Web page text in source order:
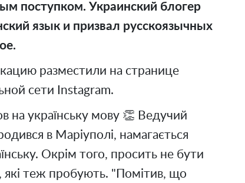
поступком. Украинский блогер
язык и призвал русскоязычных
разместили на странице
сети Instagram.
на українську мову 👏 Ведучий
в Маріуполі, намагається
Окрім того, просить не бути
теж пробують. "Помітив, що